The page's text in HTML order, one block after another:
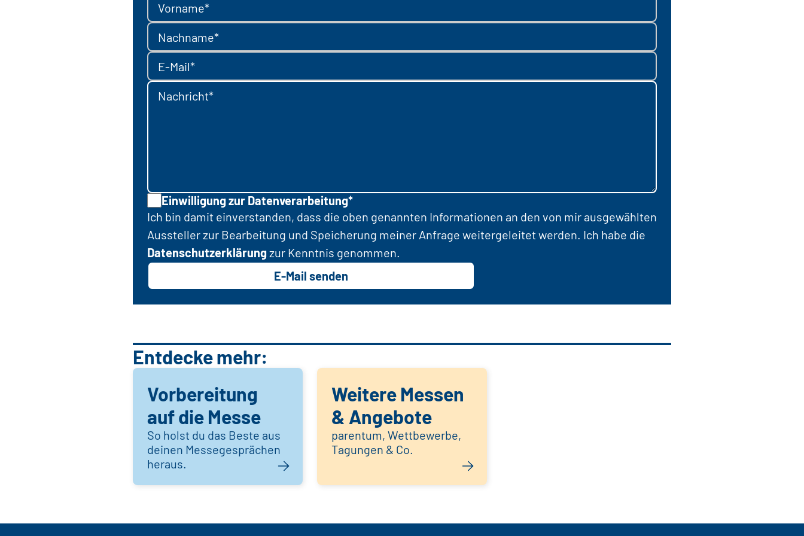
Vorname*
Nachname*
E-Mail*
Nachricht*
Einwilligung zur Datenverarbeitung*
Ich bin damit einverstanden, dass die oben genannten Informationen an den von mir ausgewählten
Aussteller zur Bearbeitung und Speicherung meiner Anfrage weitergeleitet werden. Ich habe die
Datenschutzerklärungzur Kenntnis genommen.
E-Mail senden
Entdecke mehr:
Vorbereitung
auf die Messe
So holst du das Beste aus
deinen Messegesprächen
heraus.
Weitere Messen
& Angebote
parentum, Wettbewerbe,
Tagungen & Co.